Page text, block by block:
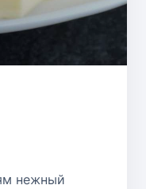
нежный